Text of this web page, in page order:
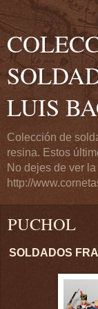
LUIS
Colección de
resina. Estos
No dejes de ver
http://
PUCHOL
SOLDADOS